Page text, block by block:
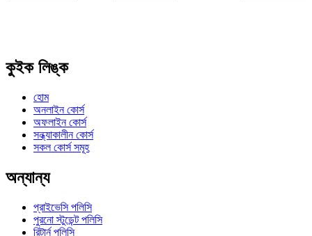
কুইক লিঙ্ক
হোম
অনলাইন কোর্স
অফলাইন কোর্স
সন্ধ্যাকালীন কোর্স
সকল কোর্স সমূহ
অন্যান্য
প্রাইভেসি পলিসি
পুরনো স্টুডেন্ট পলিসি
রিটার্ন পলিসি